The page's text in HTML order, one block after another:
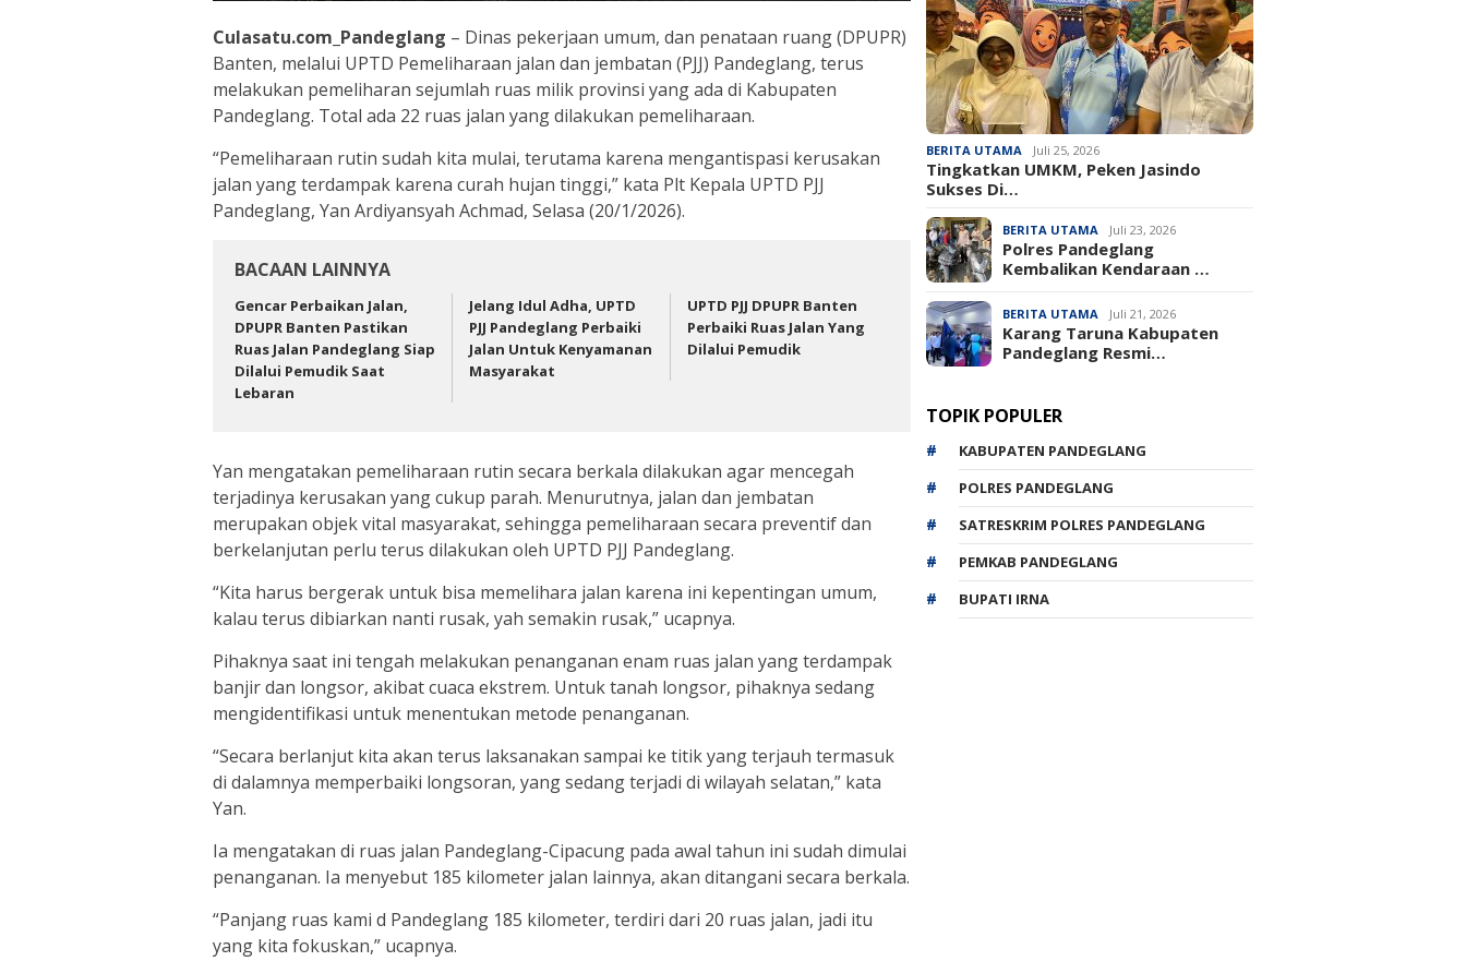
Culasatu.com_Pandeglang – Dinas pekerjaan umum, dan penataan ruang (DPUPR)
Banten, melalui UPTD Pemeliharaan jalan dan jembatan (PJJ) Pandeglang, terus
melakukan pemeliharan sejumlah ruas milik provinsi yang ada di Kabupaten
Pandeglang. Total ada 22 ruas jalan yang dilakukan pemeliharaan.
“Pemeliharaan rutin sudah kita mulai, terutama karena mengantispasi kerusakan
jalan yang terdampak karena curah hujan tinggi,” kata Plt Kepala UPTD PJJ
Pandeglang, Yan Ardiyansyah Achmad, Selasa (20/1/2026).
BACAAN LAINNYA
Gencar Perbaikan Jalan,
DPUPR Banten Pastikan
Ruas Jalan Pandeglang Siap
Dilalui Pemudik Saat
Lebaran
Jelang Idul Adha, UPTD
PJJ Pandeglang Perbaiki
Jalan Untuk Kenyamanan
Masyarakat
UPTD PJJ DPUPR Banten
Perbaiki Ruas Jalan Yang
Dilalui Pemudik
Yan mengatakan pemeliharaan rutin secara berkala dilakukan agar mencegah
terjadinya kerusakan yang cukup parah. Menurutnya, jalan dan jembatan
merupakan objek vital masyarakat, sehingga pemeliharaan secara preventif dan
berkelanjutan perlu terus dilakukan oleh UPTD PJJ Pandeglang.
“Kita harus bergerak untuk bisa memelihara jalan karena ini kepentingan umum,
kalau terus dibiarkan nanti rusak, yah semakin rusak,” ucapnya.
Pihaknya saat ini tengah melakukan penanganan enam ruas jalan yang terdampak
banjir dan longsor, akibat cuaca ekstrem. Untuk tanah longsor, pihaknya sedang
mengidentifikasi untuk menentukan metode penanganan.
“Secara berlanjut kita akan terus laksanakan sampai ke titik yang terjauh termasuk
di dalamnya memperbaiki longsoran, yang sedang terjadi di wilayah selatan,” kata
Yan.
Ia mengatakan di ruas jalan Pandeglang-Cipacung pada awal tahun ini sudah dimulai
penanganan. Ia menyebut 185 kilometer jalan lainnya, akan ditangani secara berkala.
“Panjang ruas kami d Pandeglang 185 kilometer, terdiri dari 20 ruas jalan, jadi itu
yang kita fokuskan,” ucapnya.
BERITA UTAMA Juli 25, 2026
Tingkatkan UMKM, Peken Jasindo
Sukses Di…
BERITA UTAMA Juli 23, 2026
‎Polres Pandeglang
Kembalikan Kendaraan …
BERITA UTAMA Juli 21, 2026
Karang Taruna Kabupaten
Pandeglang Resmi…
TOPIK POPULER
KABUPATEN PANDEGLANG
POLRES PANDEGLANG
SATRESKRIM POLRES PANDEGLANG
PEMKAB PANDEGLANG
BUPATI IRNA